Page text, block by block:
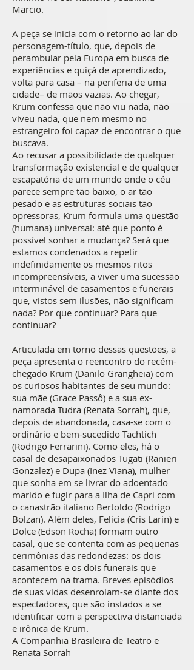
Marcio.
A peça se inicia com o retorno ao lar do
personagem-título, que, depois de
perambular pela Europa em busca de
experiências e quiçá de aprendizado,
volta para casa – na periferia de uma
cidade– de mãos vazias. Ao chegar,
Krum confessa que não viu nada, não
viveu nada, que nem mesmo no
estrangeiro foi capaz de encontrar o que
buscava.
Ao recusar a possibilidade de qualquer
transformação existencial e de qualquer
escapatória de um mundo onde o céu
parece sempre tão baixo, o ar tão
pesado e as estruturas sociais tão
opressoras, Krum formula uma questão
(humana) universal: até que ponto é
possível sonhar a mudança? Será que
estamos condenados a repetir
indefinidamente os mesmos ritos
incompreensíveis, a viver uma sucessão
interminável de casamentos e funerais
que, vistos sem ilusões, não significam
nada? Por que continuar? Para que
continuar?
Articulada em torno dessas questões, a
peça apresenta o reencontro do recém-
chegado Krum (Danilo Grangheia) com
os curiosos habitantes de seu mundo:
sua mãe (Grace Passô) e a sua ex-
namorada Tudra (Renata Sorrah), que,
depois de abandonada, casa-se com o
ordinário e bem-sucedido Tachtich
(Rodrigo Ferrarini). Como eles, há o
casal de desapaixonados Tugati (Ranieri
Gonzalez) e Dupa (Inez Viana), mulher
que sonha em se livrar do adoentado
marido e fugir para a Ilha de Capri com
o canastrão italiano Bertoldo (Rodrigo
Bolzan). Além deles, Felicia (Cris Larin) e
Dolce (Edson Rocha) formam outro
casal, que se contenta com as pequenas
cerimônias das redondezas: os dois
casamentos e os dois funerais que
acontecem na trama. Breves episódios
de suas vidas desenrolam-se diante dos
espectadores, que são instados a se
identificar com a perspectiva distanciada
e irônica de Krum.
A Companhia Brasileira de Teatro e
Renata Sorrah